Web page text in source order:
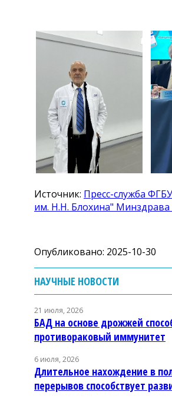
Источник: Пресс-служба
им. Н.Н. Блохина" Минздрава
Опубликовано: 2025-10-30
НАУЧНЫЕ НОВОСТИ
21 июля, 2026
БАД на основе дрожжей
противораковый иммунитет
6 июля, 2026
Длительное нахождение в
перерывов способствует